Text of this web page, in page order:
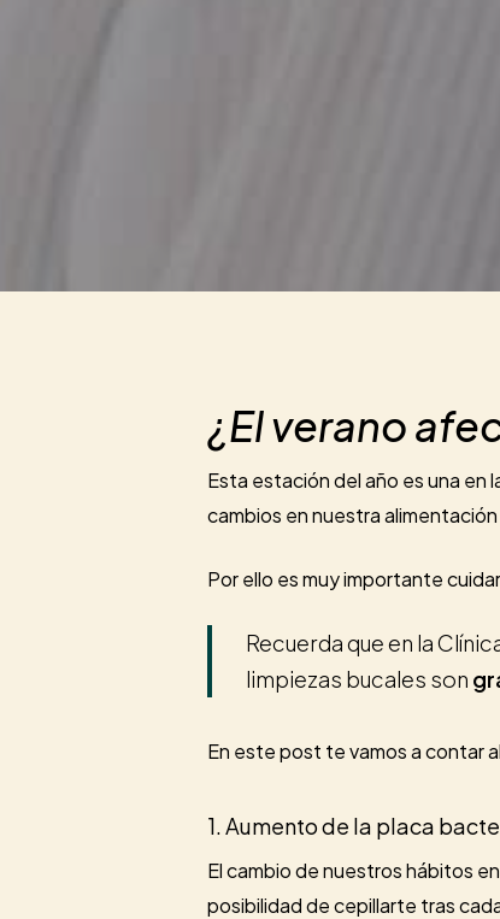
¿El verano
Esta estación del año es una en
cambios en nuestra
Por ello es muy importante
Recuerda que en la
limpiezas bucales son
En este post te vamos a contar
1. Aumento de la placa
El cambio de nuestros hábitos
posibilidad de cepillarte tras